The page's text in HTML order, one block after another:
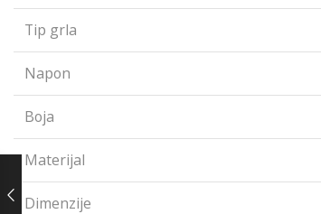
Tip grla
Napon
Boja
Materijal
Dimenzije